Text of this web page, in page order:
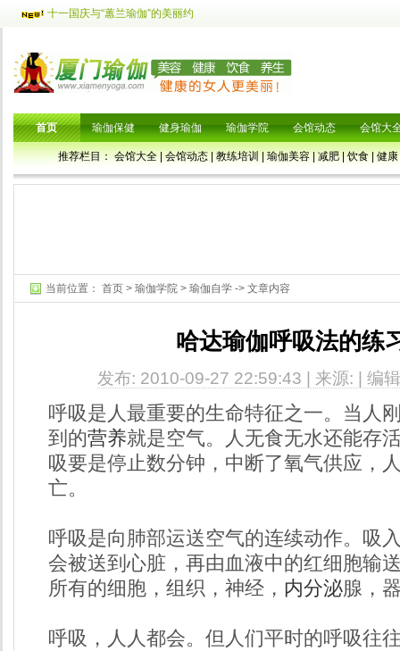
十一国庆与“蕙兰瑜伽”的美丽约
首页
推荐栏目：会馆大全|会馆动态|教练培训|瑜伽美容|减肥|饮食|健康
瑜伽保健 健身瑜伽 瑜伽学院 会馆动态 会馆大
当前位置： 首页 > 瑜伽学院 > 瑜伽自学 -> 文章内容
哈达瑜伽呼吸法的练
发布: 2010-09-27 22:59:43 | 来源: | 编
呼吸是人最重要的生命特征之一。当人
到的营养就是空气。人无食无水还能存
吸要是停止数分钟，中断了氧气供应，
亡。
呼吸是向肺部运送空气的连续动作。吸
会被送到心脏，再由血液中的红细胞输
所有的细胞，组织，神经， 内分泌腺，
呼吸，人人都会。但人们平时的呼吸往